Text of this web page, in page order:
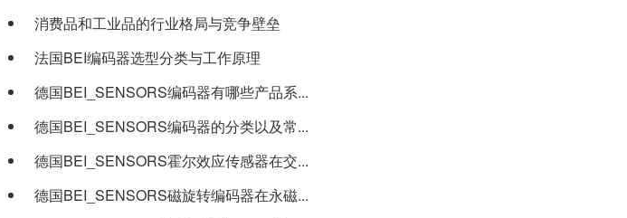
消费品和工业品的行业格局与竞争壁垒
法国BEI编码器选型分类与工作原理
德国BEI_SENSORS编码器有哪些产品系...
德国BEI_SENSORS编码器的分类以及常...
德国BEI_SENSORS霍尔效应传感器在交...
德国BEI_SENSORS磁旋转编码器在永磁...